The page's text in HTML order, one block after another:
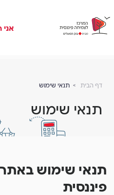
אני
דף הבית תנאי שימוש
תנאי שימוש
תנאי שימוש
פיננסית